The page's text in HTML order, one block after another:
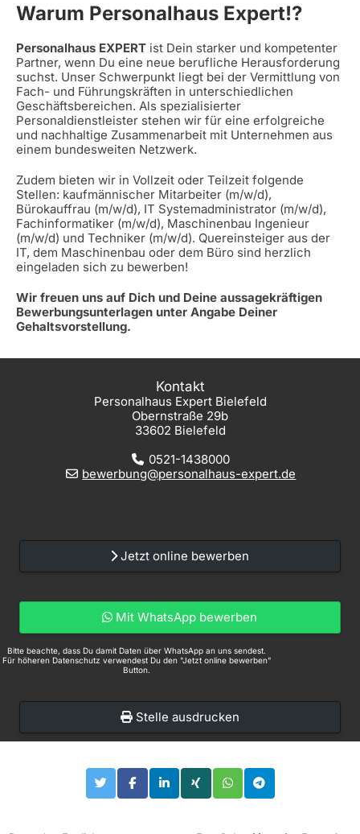
Warum Personalhaus Expert!?
Personalhaus EXPERT ist Dein starker und kompetenter
Partner, wenn Du eine neue berufliche Herausforderung
suchst. Unser Schwerpunkt liegt bei der Vermittlung von
Fach- und Führungskräften in unterschiedlichen
Geschäftsbereichen. Als spezialisierter
Personaldienstleister stehen wir für eine erfolgreiche
und nachhaltige Zusammenarbeit mit Unternehmen aus
einem bundesweiten Netzwerk.
Zudem bieten wir in Vollzeit oder Teilzeit folgende
Stellen: kaufmännischer Mitarbeiter (m/w/d),
Bürokauffrau (m/w/d), IT Systemadministrator (m/w/d),
Fachinformatiker (m/w/d), Maschinenbau Ingenieur
(m/w/d) und Techniker (m/w/d). Quereinsteiger aus der
IT, dem Maschinenbau oder dem Büro sind herzlich
eingeladen sich zu bewerben!
Wir freuen uns auf Dich und Deine aussagekräftigen
Bewerbungsunterlagen unter Angabe Deiner
Gehaltsvorstellung.
Kontakt
Personalhaus Expert Bielefeld
Obernstraße 29b
33602 Bielefeld
0521-1438000
bewerbung@personalhaus-expert.de
Jetzt online bewerben
Mit WhatsApp bewerben
Bitte beachte, dass Du damit Daten über WhatsApp an uns sendest.
Für höheren Datenschutz verwendest Du den "Jetzt online bewerben"
Button.
Stelle ausdrucken